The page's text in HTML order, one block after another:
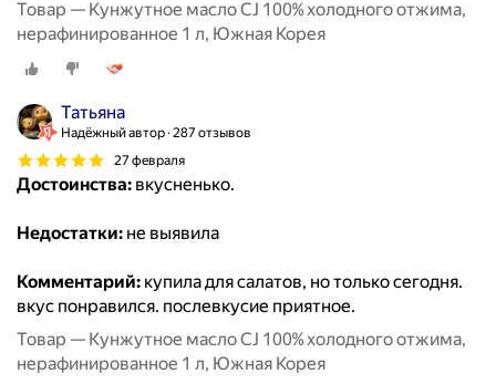
Товар — Кунжутное масло CJ 100% холодного отжима,
нерафинированное 1 л, Южная Корея
Татьяна
Надёжный автор 287 отзывов
27 февраля
Достоинства: вкусненько.
Недостатки: не выявила
Комментарий: купила для салатов, но только сегодня.
вкус понравился. послевкусие приятное.
Товар — Кунжутное масло CJ 100% холодного отжима,
нерафинированное 1 л, Южная Корея